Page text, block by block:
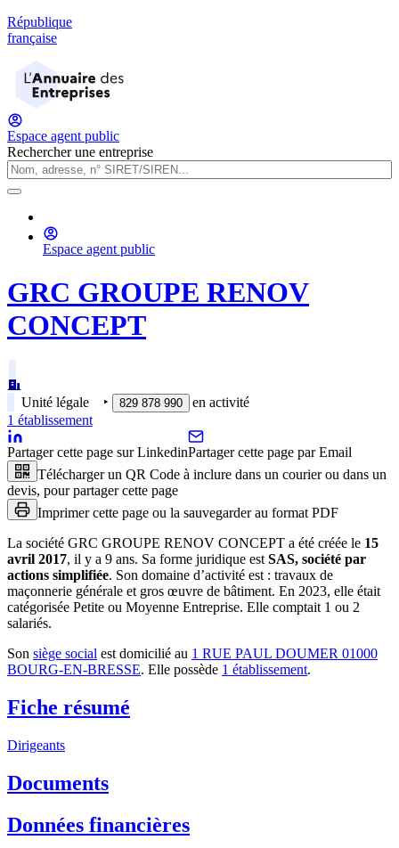
République
française
Espace agent public
Rechercher une entreprise
Espace agent public
GRC GROUPE RENOV
CONCEPT
Unité légale ‣ 829 878 990
en activité
1 établissement
Partager cette page sur LinkedinPartager cette page par Email
Télécharger un QR Code à inclure dans un courier ou dans un
devis, pour partager cette page
Imprimer cette page ou la sauvegarder au format PDF
La société GRC GROUPE RENOV CONCEPT a été créée le 15
avril 2017, il y a 9 ans. Sa forme juridique est SAS, société par
actions simplifiée. Son domaine d’activité est : travaux de
maçonnerie générale et gros œuvre de bâtiment. En 2023, elle était
catégorisée Petite ou Moyenne Entreprise. Elle comptait 1 ou 2
salariés.
Son siège social est domicilié au 1 RUE PAUL DOUMER 01000
BOURG-EN-BRESSE. Elle possède 1 établissement.
Fiche résumé
Dirigeants
Documents
Données financières